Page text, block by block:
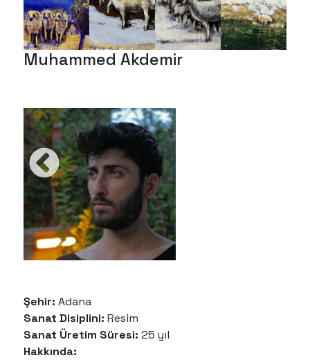
Muhammed Akdemir
Şehir: Adana
Sanat Disiplini: Resim
Sanat Üretim Süresi: 25 yıl
Hakkında: